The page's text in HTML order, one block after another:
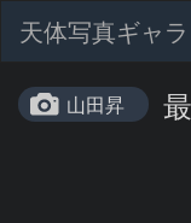
天体写真ギャ
山田昇